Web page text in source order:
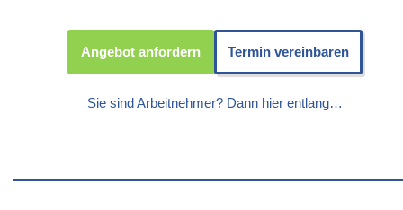
Angebot anfordern Termin vereinbaren
Sie sind Arbeitnehmer? Dann hier entlang…